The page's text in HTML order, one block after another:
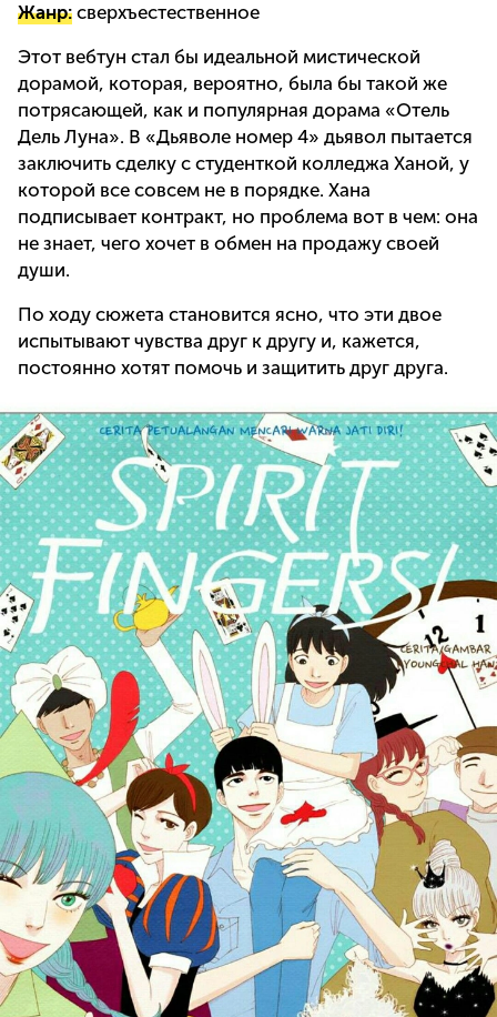
Жанр: сверхъестественное
Этот вебтун стал бы идеальной мистической
дорамой, которая, вероятно, была бы такой же
потрясающей, как и популярная дорама «Отель
Дель Луна». В «Дьяволе номер 4» дьявол пытается
заключить сделку с студенткой колледжа Ханой, у
которой все совсем не в порядке. Хана
подписывает контракт, но проблема вот в чем: она
не знает, чего хочет в обмен на продажу своей
души.
По ходу сюжета становится ясно, что эти двое
испытывают чувства друг к другу и, кажется,
постоянно хотят помочь и защитить друг друга.